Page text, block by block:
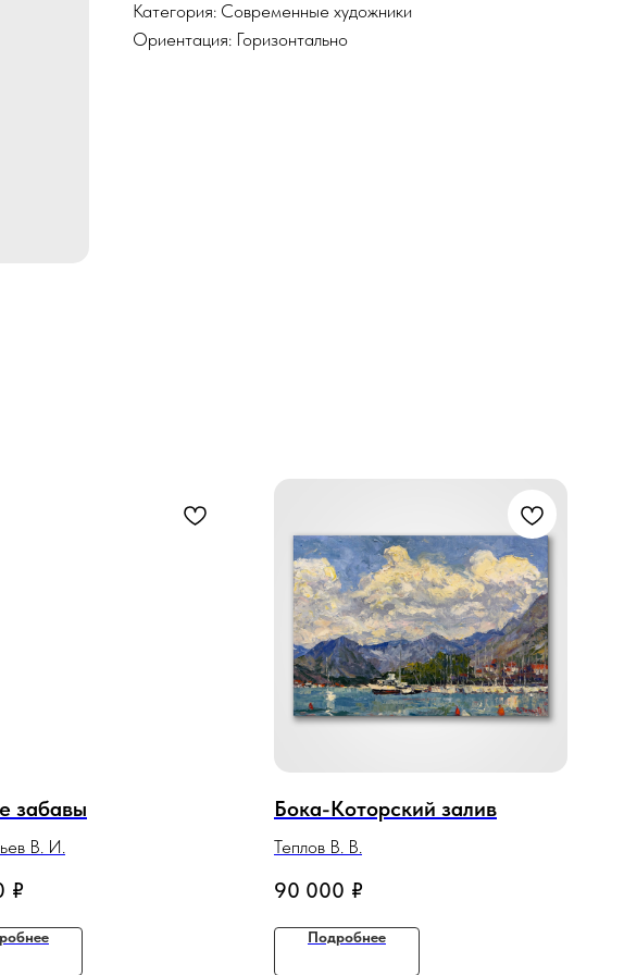
Категория: Современные художники
Ориентация: Горизонтально
забавы
В. И.
₽
Бока-Которский залив
Теплов В. В.
90 000 ₽
Подробнее